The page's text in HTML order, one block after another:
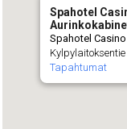
Spahotel
Spahotel
Tapahtumat